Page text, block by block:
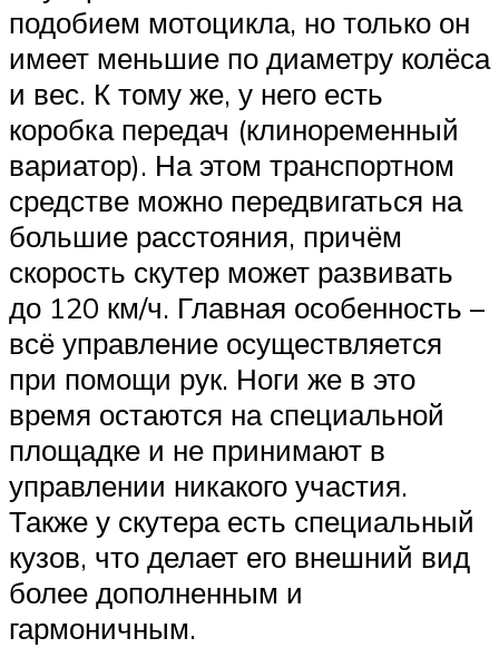
подобием мотоцикла, но только он
имеет меньшие по диаметру колёса
и вес. К тому же, у него есть
коробка передач (клиноременный
вариатор). На этом транспортном
средстве можно передвигаться на
большие расстояния, причём
скорость скутер может развивать
до 120 км/ч. Главная особенность –
всё управление осуществляется
при помощи рук. Ноги же в это
время остаются на специальной
площадке и не принимают в
управлении никакого участия.
Также у скутера есть специальный
кузов, что делает его внешний вид
более дополненным и
гармоничным.